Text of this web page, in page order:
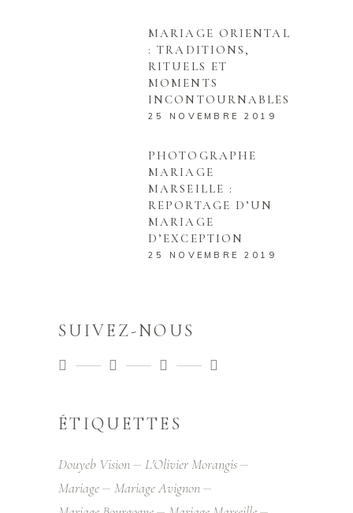
MARIAGE ORIENTAL
: TRADITIONS,
RITUELS ET
MOMENTS
INCONTOURNABLES
25 NOVEMBRE 2019
PHOTOGRAPHE
MARIAGE
MARSEILLE :
REPORTAGE D’UN
MARIAGE
D’EXCEPTION
25 NOVEMBRE 2019
SUIVEZ-NOUS
ÉTIQUETTES
Douyeb Vision
L'Olivier Morangis
Mariage
Mariage Avignon